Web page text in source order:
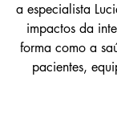
a especialista
impactos da
forma como a